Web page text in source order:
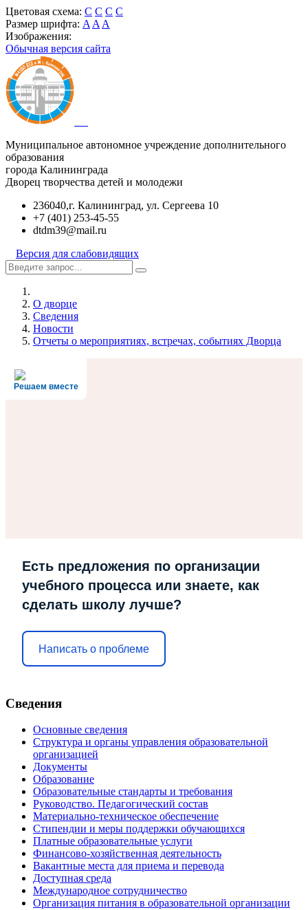
Цветовая схема: C C C C
Размер шрифта: A A A
Изображения:
Обычная версия сайта
Муниципальное автономное учреждение дополнительного
образования
города Калининграда
Дворец творчества детей и молодежи
236040,г. Калининград, ул. Сергеева 10
+7 (401) 253-45-55
dtdm39@mail.ru
Версия для слабовидящих
О дворце
Сведения
Новости
Отчеты о мероприятиях, встречах, событиях Дворца
Решаем вместе
Есть предложения по организации
учебного процесса или знаете, как
сделать школу лучше?
Написать о проблеме
Сведения
Основные сведения
Структура и органы управления образовательной
организацией
Документы
Образование
Образовательные стандарты и требования
Руководство. Педагогический состав
Материально-техническое обеспечение
Стипендии и меры поддержки обучающихся
Платные образовательные услуги
Финансово-хозяйственная деятельность
Вакантные места для приема и перевода
Доступная среда
Международное сотрудничество
Организация питания в образовательной организации